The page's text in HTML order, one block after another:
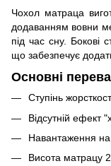
Чохол матраца
додаванням вовни
під час сну. Бокові
що забезпечує
Основні
Ступінь
Відсутній ефект
Навантаження
Висота матрацу